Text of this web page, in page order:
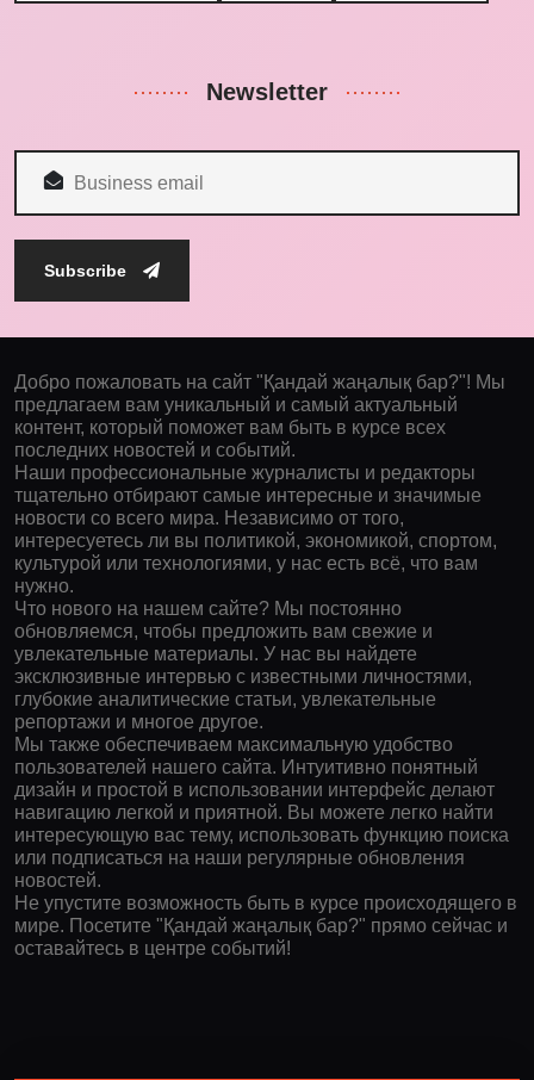
Newsletter
Subscribe
Добро пожаловать на сайт "Қандай жаңалық бар?"! Мы
предлагаем вам уникальный и самый актуальный
контент, который поможет вам быть в курсе всех
последних новостей и событий.
Наши профессиональные журналисты и редакторы
тщательно отбирают самые интересные и значимые
новости со всего мира. Независимо от того,
интересуетесь ли вы политикой, экономикой, спортом,
культурой или технологиями, у нас есть всё, что вам
нужно.
Что нового на нашем сайте? Мы постоянно
обновляемся, чтобы предложить вам свежие и
увлекательные материалы. У нас вы найдете
эксклюзивные интервью с известными личностями,
глубокие аналитические статьи, увлекательные
репортажи и многое другое.
Мы также обеспечиваем максимальную удобство
пользователей нашего сайта. Интуитивно понятный
дизайн и простой в использовании интерфейс делают
навигацию легкой и приятной. Вы можете легко найти
интересующую вас тему, использовать функцию поиска
или подписаться на наши регулярные обновления
новостей.
Не упустите возможность быть в курсе происходящего в
мире. Посетите "Қандай жаңалық бар?" прямо сейчас и
оставайтесь в центре событий!